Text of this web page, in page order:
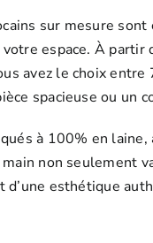
sur mesure
espace. À partir
avez le choix
spacieuse ou un
à 100% en
non seulement
d’une esthétique